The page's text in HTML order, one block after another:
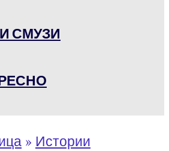
СМУЗИ
» Истории